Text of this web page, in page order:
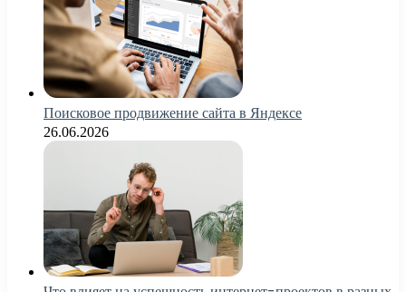
Поисковое продвижение сайта в Яндексе
26.06.2026